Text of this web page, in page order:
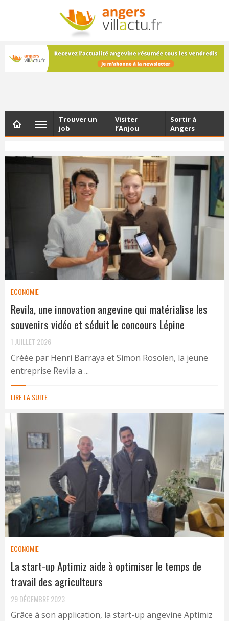
NEWSLETTER
Les dernières actualités d'Angers, chaque vendredi dans
votre boîte e-mail
Trouver un
job
Visiter
l’Anjou
Sortir à
Angers
ECONOMIE
Revila, une innovation angevine qui matérialise les
souvenirs vidéo et séduit le concours Lépine
1 JUILLET 2026
Créée par Henri Barraya et Simon Rosolen, la jeune
entreprise Revila a ...
LIRE LA SUITE
ECONOMIE
La start-up Aptimiz aide à optimiser le temps de
travail des agriculteurs
29 DÉCEMBRE 2023
Grâce à son application, la start-up angevine Aptimiz